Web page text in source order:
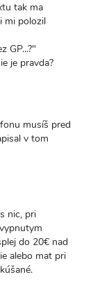
tak ma
mi polozil
GP...?"
je pravda?
musíš pred
v tom
nic, pri
do 20€ nad
alebo mat pri